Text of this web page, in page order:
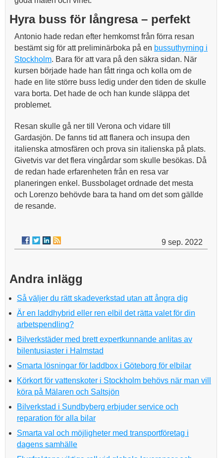
Hyra buss för långresa – perfekt
Antonio hade redan efter hemkomst från förra resan
bestämt sig för att preliminärboka på en bussuthyrning i
Stockholm. Bara för att vara på den säkra sidan. När
kursen började hade han fått ringa och kolla om de
hade en lite större buss ledig under den tiden de skulle
vara borta. Det hade de och han kunde släppa det
problemet.
Resan skulle gå ner till Verona och vidare till
Gardasjön. De fanns tid att flanera och insupa den
italienska atmosfären och prova sin italienska på plats.
Givetvis var det flera vingårdar som skulle besökas. Då
de redan hade erfarenheten från en resa var
planeringen enkel. Bussbolaget ordnade det mesta
och Lorenzo behövde bara ta hand om det som gällde
de resande.
9 sep. 2022
Andra inlägg
Så väljer du rätt skadeverkstad utan att ångra dig
Är en laddhybrid eller ren elbil det rätta valet för din
arbetspendling?
Bilverkstäder med brett expertkunnande anlitas av
bilentusiaster i Halmstad
Smarta lösningar för laddbox i Göteborg för elbilar
Körkort för vattenskoter i Stockholm behövs när man vill
köra på Mälaren och Saltsjön
Bilverkstad i Sundbyberg erbjuder service och
reparation för alla bilar
Smarta val och möjligheter med transportföretag i
dagens samhälle